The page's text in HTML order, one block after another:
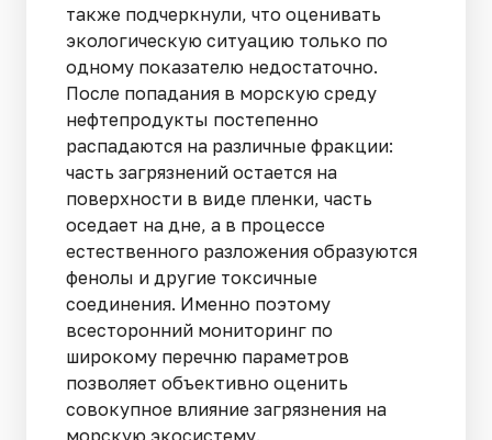
также подчеркнули, что оценивать
экологическую ситуацию только по
одному показателю недостаточно.
После попадания в морскую среду
нефтепродукты постепенно
распадаются на различные фракции:
часть загрязнений остается на
поверхности в виде пленки, часть
оседает на дне, а в процессе
естественного разложения образуются
фенолы и другие токсичные
соединения. Именно поэтому
всесторонний мониторинг по
широкому перечню параметров
позволяет объективно оценить
совокупное влияние загрязнения на